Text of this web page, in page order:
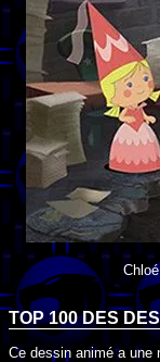
TOP 100 DES
Ce dessin animé a une